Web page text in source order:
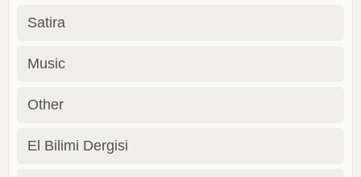
Satira
Music
Other
El Bilimi Dergisi